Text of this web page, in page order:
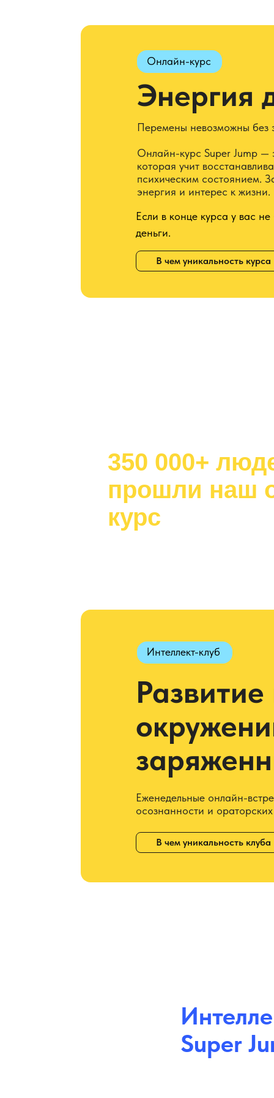
Онлайн-курс
Энергия
Перемены невозможны без
Онлайн-курс Super Jump —
которая учит
психическим состоянием.
энергия и интерес к жизни.
В чем уникальность курса
Если в конце курса у вас
деньги.
350 000+
прошли наш
курс
Интеллект-клуб
Развитие
Еженедельные онлайн-
осознанности и
В чем уникальность клуба
Super